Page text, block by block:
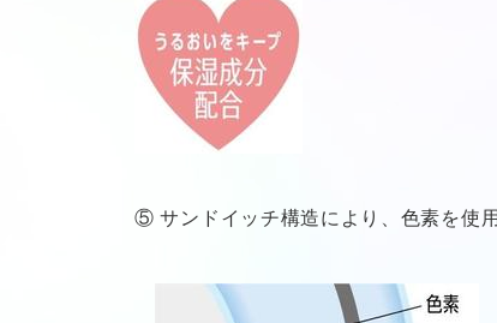
⑤ サンドイッチ構造により、色素を使